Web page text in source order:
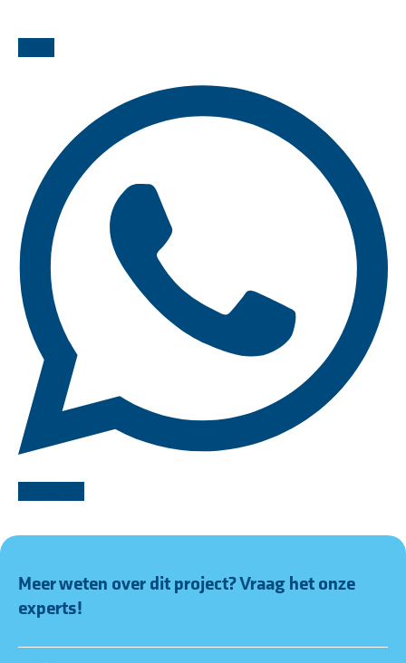
Meer weten over dit project? Vraag het onze
experts!